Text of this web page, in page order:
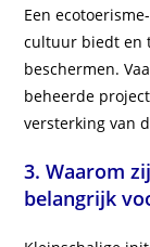
Een
cultuur biedt en
beschermen.
beheerde
versterking van
3. Waarom
belangrijk